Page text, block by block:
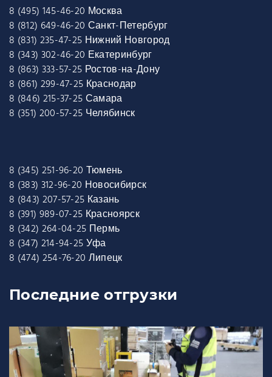
8 (495) 145-46-20 Москва
8 (812) 649-46-20 Санкт-Петербург
8 (831) 235-47-25 Нижний Новгород
8 (343) 302-46-20 Екатеринбург
8 (863) 333-57-25 Ростов-на-Дону
8 (861) 299-47-25 Краснодар
8 (846) 215-37-25 Самара
8 (351) 200-57-25 Челябинск
8 (345) 251-96-20 Тюмень
8 (383) 312-96-20 Новосибирск
8 (843) 207-57-25 Казань
8 (391) 989-07-25 Красноярск
8 (342) 264-04-25 Пермь
8 (347) 214-94-25 Уфа
8 (474) 254-76-20 Липецк
Последние отгрузки